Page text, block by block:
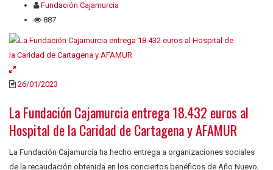
Fundación Cajamurcia
887
26/01/2023
La Fundación Cajamurcia entrega 18.432 euros al
Hospital de la Caridad de Cartagena y AFAMUR
La Fundación Cajamurcia ha hecho entrega a organizaciones sociales
de la recaudación obtenida en los conciertos benéficos de Año Nuevo,